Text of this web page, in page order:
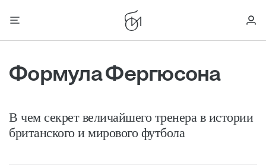
Формула Фергюсона
В чем секрет величайшего тренера в истории
британского и мирового футбола